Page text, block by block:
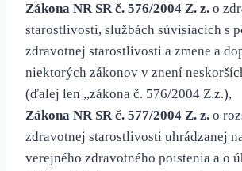
Zákona NR SR č. 576/2004 Z. z. o
starostlivosti, službách súvisiacich s
zdravotnej starostlivosti a zmene a
niektorých zákonov v znení
(ďalej len ,,zákona č. 576/2004 Z.z.),
Zákona NR SR č. 577/2004 Z. z. o
zdravotnej starostlivosti uhrádzanej
verejného zdravotného poistenia a o